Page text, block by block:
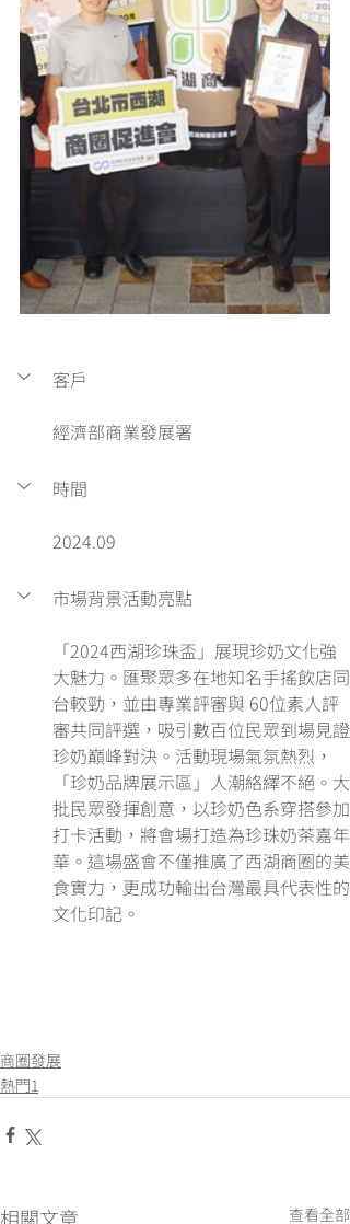
客戶
經濟部商業發展署
時間
2024.09
市場背景活動亮點
「2024西湖珍珠盃」展現珍奶文化強
大魅力。匯聚眾多在地知名手搖飲店同
台較勁，並由專業評審與 60位素人評
審共同評選，吸引數百位民眾到場見證
珍奶巔峰對決。活動現場氣氛熱烈，
「珍奶品牌展示區」人潮絡繹不絕。大
批民眾發揮創意，以珍奶色系穿搭參加
打卡活動，將會場打造為珍珠奶茶嘉年
華。這場盛會不僅推廣了西湖商圈的美
食實力，更成功輸出台灣最具代表性的
文化印記。
商圈發展
熱門1
相關文章 查看全部